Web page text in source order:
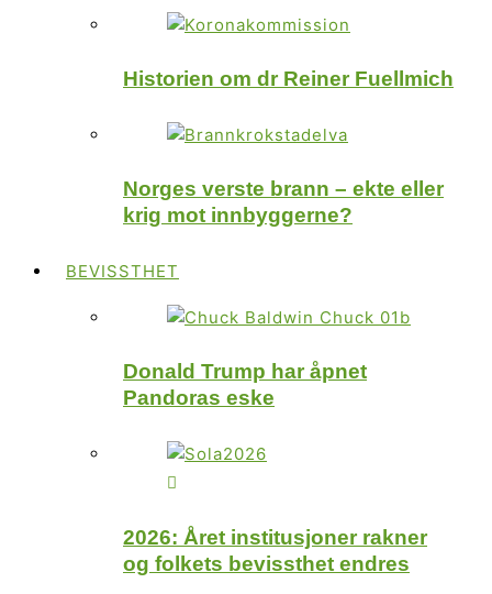
Historien om dr Reiner Fuellmich
Norges verste brann – ekte eller
krig mot innbyggerne?
BEVISSTHET
Donald Trump har åpnet
Pandoras eske
2026: Året institusjoner rakner
og folkets bevissthet endres